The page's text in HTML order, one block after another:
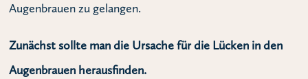
Augenbrauen zu gelangen.
Zunächst sollte man die Ursache für die Lücken in den
Augenbrauen herausfinden.